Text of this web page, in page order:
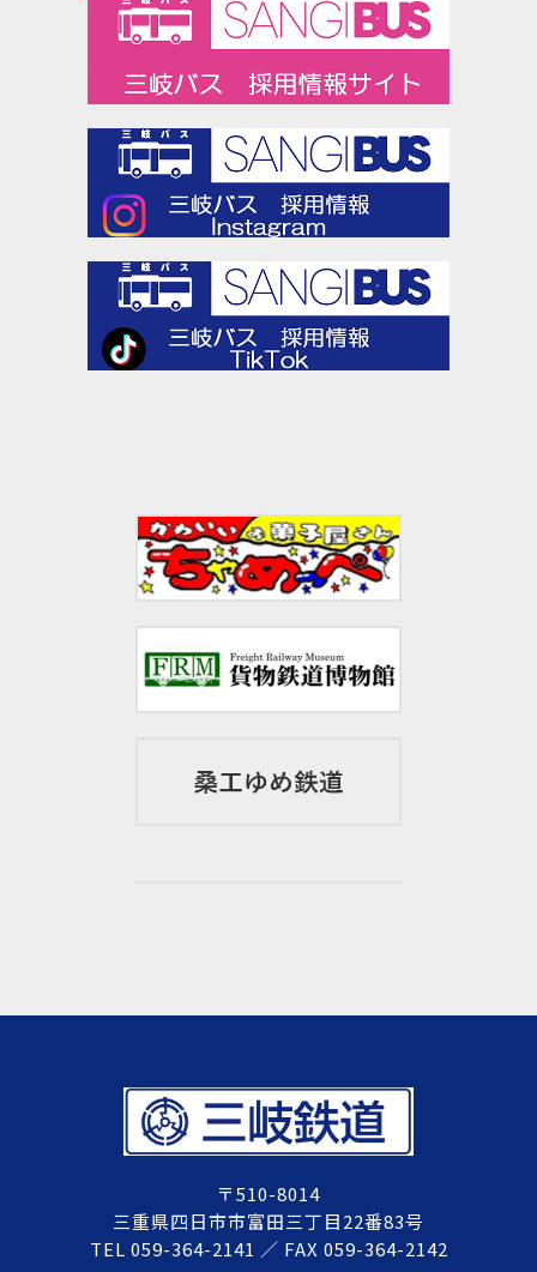
〒510-8014
三重県四日市市富田三丁目22番83号
TEL 059-364-2141 ／ FAX 059-364-2142